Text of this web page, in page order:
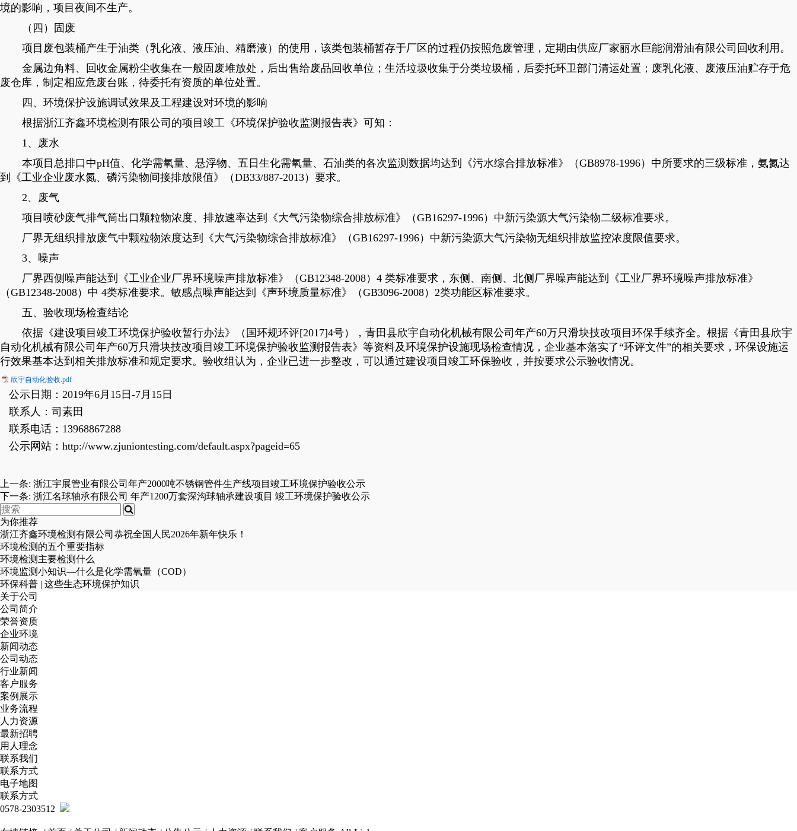
境的影响，项目夜间不生产。
（四）固废
项目废包装桶产生于油类（乳化液、液压油、精磨液）的使用，该类包装桶暂存于厂区的过程仍按照危废管理，定期由供应厂家丽水巨能润滑油有限公司回收利用。
金属边角料、回收金属粉尘收集在一般固废堆放处，后出售给废品回收单位；生活垃圾收集于分类垃圾桶，后委托环卫部门清运处置；废乳化液、废液压油贮存于危
废仓库，制定相应危废台账，待委托有资质的单位处置。
四、环境保护设施调试效果及工程建设对环境的影响
根据浙江齐鑫环境检测有限公司的项目竣工《环境保护验收监测报告表》可知：
1、废水
本项目总排口中pH值、化学需氧量、悬浮物、五日生化需氧量、石油类的各次监测数据均达到《污水综合排放标准》（GB8978-1996）中所要求的三级标准，氨氮达
到《工业企业废水氮、磷污染物间接排放限值》（DB33/887-2013）要求。
2、废气
项目喷砂废气排气筒出口颗粒物浓度、排放速率达到《大气污染物综合排放标准》（GB16297-1996）中新污染源大气污染物二级标准要求。
厂界无组织排放废气中颗粒物浓度达到《大气污染物综合排放标准》（GB16297-1996）中新污染源大气污染物无组织排放监控浓度限值要求。
3、噪声
厂界西侧噪声能达到《工业企业厂界环境噪声排放标准》（GB12348-2008）4 类标准要求，东侧、南侧、北侧厂界噪声能达到《工业厂界环境噪声排放标准》
（GB12348-2008）中 4类标准要求。敏感点噪声能达到《声环境质量标准》（GB3096-2008）2类功能区标准要求。
五、验收现场检查结论
依据《建设项目竣工环境保护验收暂行办法》（国环规环评[2017]4号），青田县欣宇自动化机械有限公司年产60万只滑块技改项目环保手续齐全。根据《青田县欣宇
自动化机械有限公司年产60万只滑块技改项目竣工环境保护验收监测报告表》等资料及环境保护设施现场检查情况，企业基本落实了“环评文件”的相关要求，环保设施运
行效果基本达到相关排放标准和规定要求。验收组认为，企业已进一步整改，可以通过建设项目竣工环保验收，并按要求公示验收情况。
欣宇自动化验收.pdf
公示日期：2019年6月15日-7月15日
联系人：司素田
联系电话：13968867288
公示网站：http://www.zjuniontesting.com/default.aspx?pageid=65
上一条: 浙江宇展管业有限公司年产2000吨不锈钢管件生产线项目竣工环境保护验收公示
下一条: 浙江名球轴承有限公司 年产1200万套深沟球轴承建设项目 竣工环境保护验收公示
为你推荐
浙江齐鑫环境检测有限公司恭祝全国人民2026年新年快乐！
环境检测的五个重要指标
环境检测主要检测什么
环境监测小知识—什么是化学需氧量（COD）
环保科普 | 这些生态环境保护知识
关于公司
公司简介
荣誉资质
企业环境
新闻动态
公司动态
行业新闻
客户服务
案例展示
业务流程
人力资源
最新招聘
用人理念
联系我们
联系方式
电子地图
联系方式
0578-2303512